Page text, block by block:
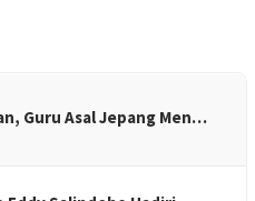
Guru Asal Jepang Men…